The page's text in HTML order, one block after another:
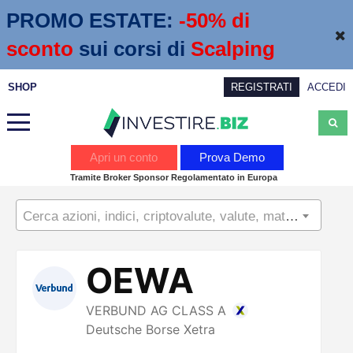
PROMO ESTATE: -50% di
sconto sui corsi di Scalping
SHOP REGISTRATI ACCEDI
Calendario economico
Servizi
Apri un conto Prova Demo
Tramite Broker Sponsor Regolamentato in Europa
Cerca azioni, indici, criptovalute, valute, materie prime...